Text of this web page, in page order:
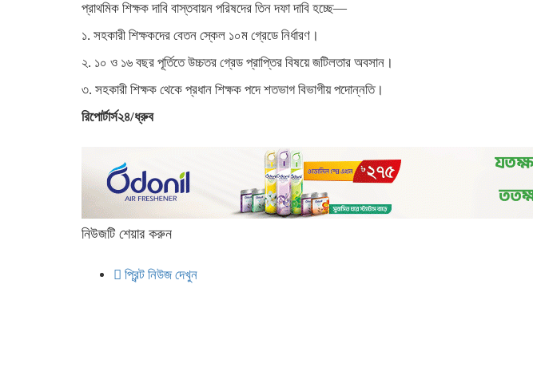
প্রাথমিক শিক্ষক দাবি বাস্তবায়ন পরিষদের তিন দফা দাবি হচ্ছে—
১. সহকারী শিক্ষকদের বেতন স্কেল ১০ম গ্রেডে নির্ধারণ।
২. ১০ ও ১৬ বছর পূর্তিতে উচ্চতর গ্রেড প্রাপ্তির বিষয়ে জটিলতার অবসান।
৩. সহকারী শিক্ষক থেকে প্রধান শিক্ষক পদে শতভাগ বিভাগীয় পদোন্নতি।
রিপোর্টার্স২৪/ধ্রুব
নিউজটি শেয়ার করুন
প্রিন্ট নিউজ দেখুন